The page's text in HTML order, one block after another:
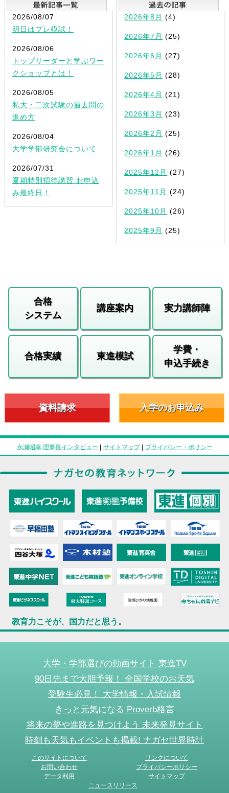
2026/08/07
明日はプレ模試！
2026/08/06
トップリーダーと学ぶワー
クショップとは！
2026/08/05
私大・二次試験の過去問の
進め方
2026/08/04
大学学部研究会について
2026/07/31
夏期特別招待講習 お申込
み最終日！
2026年8月 (4)
2026年7月 (25)
2026年6月 (27)
2026年5月 (28)
2026年4月 (21)
2026年3月 (23)
2026年2月 (25)
2026年1月 (26)
2025年12月 (27)
2025年11月 (24)
2025年10月 (26)
2025年9月 (25)
合格
システム
講座案内 実力講師陣
合格実績 東進模試
学費・
申込手続き
資料請求 入学のお申込み
永瀬昭幸 理事長インタビュー | サイトマップ| プライバシー・ポリシー
教育力こそが、国力だと思う。
大学・学部選びの動画サイト 東進TV
90日先まで大胆予報！ 全国学校のお天気
受験生必見！ 大学情報・入試情報
きっと元気になる Proverb格言
将来の夢や進路を見つけよう 未来発見サイト
時刻も天気もイベントも掲載! ナガセ世界時計
このサイトについて
リンクについて
お問い合わせ
プライバシーポリシー
データ利用
サイトマップ
ニュースリリース